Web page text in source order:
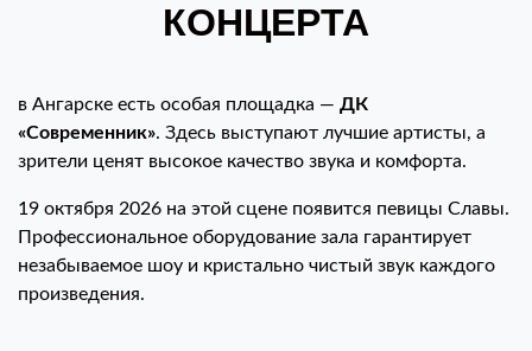
КОНЦЕРТА
в Ангарске есть особая площадка — ДК
«Современник». Здесь выступают лучшие артисты, а
зрители ценят высокое качество звука и комфорта.
19 октября 2026 на этой сцене появится певицы Славы.
Профессиональное оборудование зала гарантирует
незабываемое шоу и кристально чистый звук каждого
произведения.